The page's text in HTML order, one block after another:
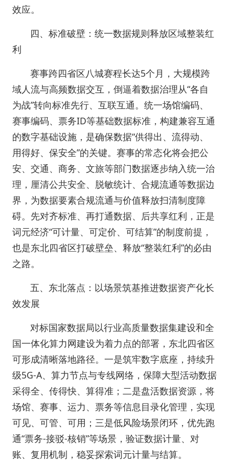
效应。
四、标准破壁：统一数据规则释放区域整装红
利
赛事跨四省区八城赛程长达5个月，大规模跨
域人流与高频数据交互，倒逼着数据治理从“各自
为战”转向标准先行、互联互通。统一场馆编码、
赛事编码、票务ID等基础数据标准，构建兼容互通
的数字基础设施，是确保数据“供得出、流得动、
用得好、保安全”的关键。赛事的常态化将会把公
安、交通、商务、文旅等部门数据逐步纳入统一治
理，厘清公共安全、脱敏统计、合规流通等数据边
界，为数据要素合规流通与价值释放扫清制度障
碍。先对齐标准、再打通数据、后共享红利，正是
词元经济“可计量、可定价、可结算”的制度前提，
也是东北四省区打破壁垒、释放“整装红利”的必由
之路。
五、东北落点：以场景筑基推进数据资产化长
效发展
对标国家数据局以行业高质量数据集建设和全
国一体化算力网建设为着力点的部署，东北四省区
可形成清晰落地路径。一是筑牢数字底座，持续升
级5G-A、算力节点与专线网络，保障大型活动数据
采得全、传得快、算得准；二是盘活数据资源，将
场馆、赛事、运力、票务等信息目录化管理，实现
可见、可管、可用；三是低风险场景闭环，优先跑
通“票务-接驳-核销”等场景，验证数据计量、对
账、复用机制，稳妥探索词元计量与结算。